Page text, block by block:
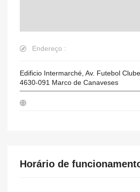
Endereço :
Edificio Intermarché, Av. Futebol
4630-091 Marco de Canaveses
Horário de